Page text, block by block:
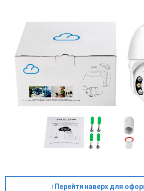
↑Перейти наверх для